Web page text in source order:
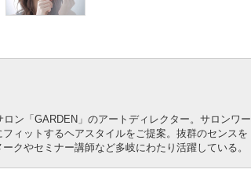
ン「GARDEN」のアートディレクター。サロンワー
ィットするヘアスタイルをご提案。抜群のセンスを
クやセミナー講師など多岐にわたり活躍している。